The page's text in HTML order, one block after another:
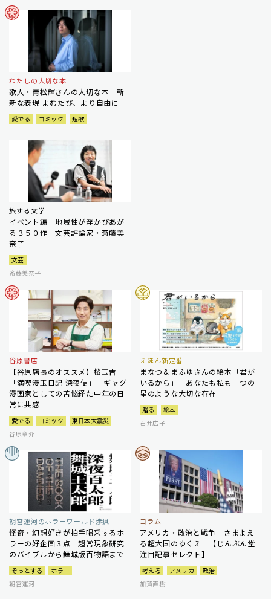
わたしの大切な本
歌人・青松輝さんの大切な本 斬
新な表現 よむたび、より自由に
愛でる コミック 短歌
旅する文学
イベント編 地域性が浮かびあが
る３５０作 文芸評論家・斎藤美
奈子
文芸
斎藤美奈子
谷原書店
【谷原店長のオススメ】桜玉吉
「満喫漫玉日記 深夜便」 ギャグ
漫画家としての苦悩経た中年の日
常に共感
愛でる コミック
東日本大震災
谷原章介
えほん新定番
まなつ＆まふゆさんの絵本「君が
いるから」 あなたも私も一つの
星のような大切な存在
贈る
絵本
石井広子
朝宮運河のホラーワールド渉猟
怪奇・幻想好きが拍手喝采するホ
ラーの好企画３点 超常現象研究
のバイブルから舞城版百物語まで
ぞっとする
ホラー
朝宮運河
コラム
アメリカ・政治と戦争 さまよえ
る超大国のゆくえ 【じんぶん堂
注目記事セレクト】
考える アメリカ
政治
加賀直樹